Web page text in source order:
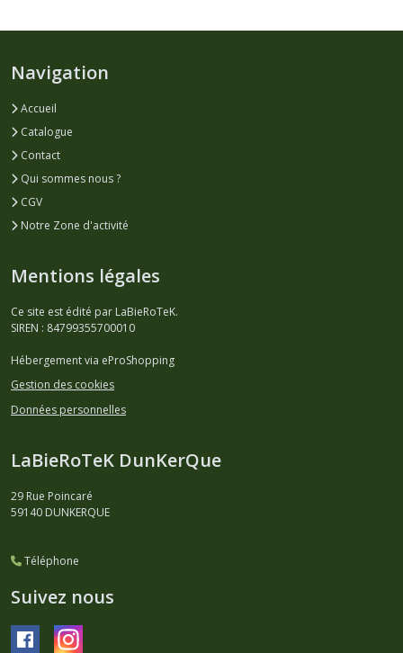
Navigation
Accueil
Catalogue
Contact
Qui sommes nous ?
CGV
Notre Zone d'activité
Mentions légales
Ce site est édité par LaBieRoTeK.
SIREN : 84799355700010
Hébergement via eProShopping
Gestion des cookies
Données personnelles
LaBieRoTeK DunKerQue
29 Rue Poincaré
59140 DUNKERQUE
Téléphone
Suivez nous